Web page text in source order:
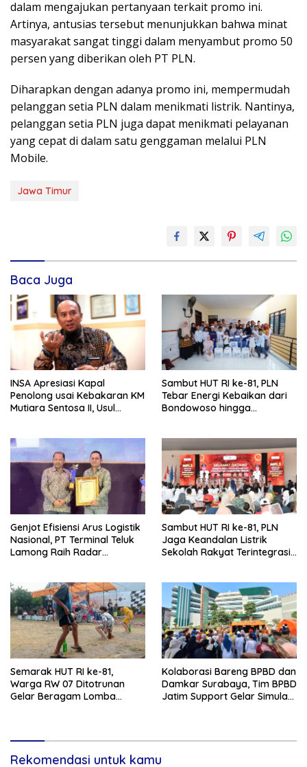
dalam mengajukan pertanyaan terkait promo ini.
Artinya, antusias tersebut menunjukkan bahwa minat
masyarakat sangat tinggi dalam menyambut promo 50
persen yang diberikan oleh PT PLN.
Diharapkan dengan adanya promo ini, mempermudah
pelanggan setia PLN dalam menikmati listrik. Nantinya,
pelanggan setia PLN juga dapat menikmati pelayanan
yang cepat di dalam satu genggaman melalui PLN
Mobile.
Jawa Timur
Baca Juga
INSA Apresiasi Kapal
Penolong usai Kebakaran KM
Mutiara Sentosa II, Usul
Sambut HUT RI ke-81, PLN
Tebar Energi Kebaikan dari
Bondowoso hingga
Genjot Efisiensi Arus Logistik
Nasional, PT Terminal Teluk
Lamong Raih Radar
Sambut HUT RI ke-81, PLN
Jaga Keandalan Listrik
Sekolah Rakyat Terintegrasi 1
Semarak HUT RI ke-81,
Warga RW 07 Ditotrunan
Gelar Beragam Lomba
Kolaborasi Bareng BPBD dan
Damkar Surabaya, Tim BPBD
Jatim Support Gelar Simulasi
Rekomendasi untuk kamu